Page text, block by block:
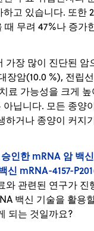
고 있습니다. 또한
무려 47%나 증가
가장 많이 진단된
장암(10.0 %), 전
료 가능성을 크게
닙니다. 모든 종
하거나 종양이 커지
인한 mRNA 암 백
신 mRNA-4157-
와 관련된 연구가
백신 기술을 활용
되는 것일까요?